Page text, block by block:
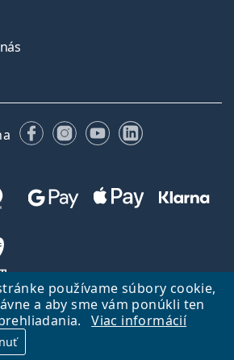
používame súbory cookie,
a aby sme vám ponúkli ten
Viac informácií
FacebookuInstagrame
YouTubeLinkedIn
stránku